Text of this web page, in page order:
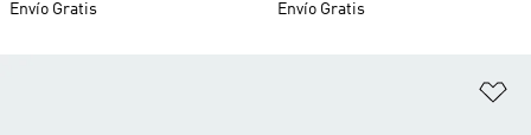
Envío Gratis
Envío Gratis